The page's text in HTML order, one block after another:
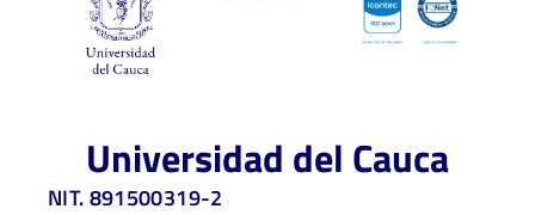
Universidad del Cauca
NIT. 891500319-2